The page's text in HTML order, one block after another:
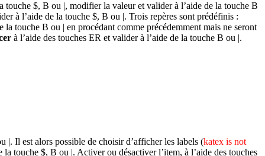
touche $, B ou |, modifier la valeur et valider à l’aide de la touche B
à l’aide de la touche $, B ou |. Trois repères sont prédéfinis :
la touche B ou | en procédant comme précédemment mais ne seront
à l’aide des touches ER et valider à l’aide de la touche B ou |.
|. Il est alors possible de choisir d’afficher les labels (katex is not
la touche $, B ou |. Activer ou désactiver l’item, à l’aide des touches